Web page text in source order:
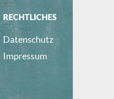
RECHTLICHES
Datenschutz
Impressum